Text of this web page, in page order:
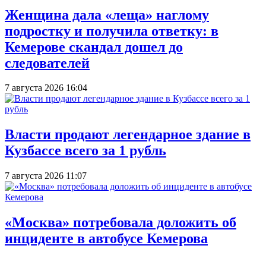
Женщина дала «леща» наглому
подростку и получила ответку: в
Кемерове скандал дошел до
следователей
7 августа 2026 16:04
Власти продают легендарное здание в
Кузбассе всего за 1 рубль
7 августа 2026 11:07
«Москва» потребовала доложить об
инциденте в автобусе Кемерова